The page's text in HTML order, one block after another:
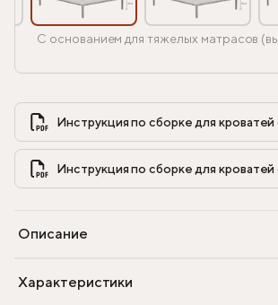
С основанием для тяжелых матрасов
Инструкция по сборке для
Описание
Характеристики